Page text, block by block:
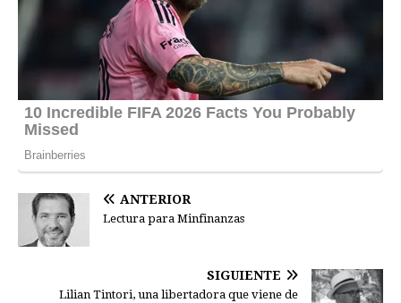
ANTERIOR
Lectura para Minfinanzas
SIGUIENTE
Lilian Tintori, una libertadora que viene de